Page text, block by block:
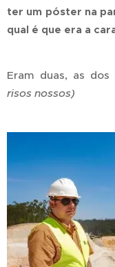
ter um póster na
qual é que era a
Eram duas, as
risos nossos)